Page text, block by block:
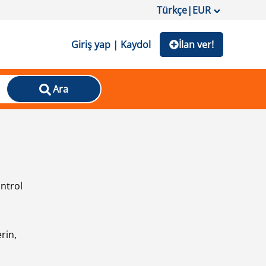
Türkçe|EUR
Giriş yap | Kaydol İlan ver!
Ara